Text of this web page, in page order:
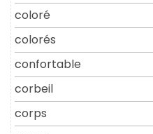
coloré
colorés
confortable
corbeil
corps